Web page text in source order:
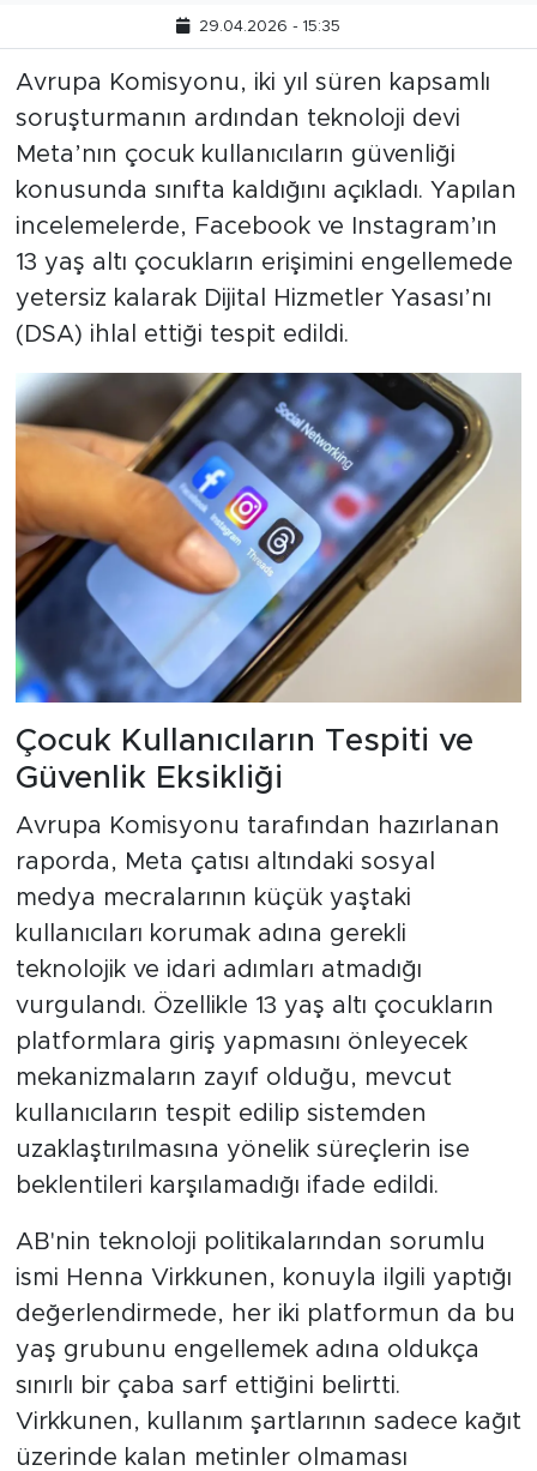
29.04.2026 - 15:35
Avrupa Komisyonu, iki yıl süren kapsamlı
soruşturmanın ardından teknoloji devi
Meta’nın çocuk kullanıcıların güvenliği
konusunda sınıfta kaldığını açıkladı. Yapılan
incelemelerde, Facebook ve Instagram’ın
13 yaş altı çocukların erişimini engellemede
yetersiz kalarak Dijital Hizmetler Yasası’nı
(DSA) ihlal ettiği tespit edildi.
Çocuk Kullanıcıların Tespiti ve
Güvenlik Eksikliği
Avrupa Komisyonu tarafından hazırlanan
raporda, Meta çatısı altındaki sosyal
medya mecralarının küçük yaştaki
kullanıcıları korumak adına gerekli
teknolojik ve idari adımları atmadığı
vurgulandı. Özellikle 13 yaş altı çocukların
platformlara giriş yapmasını önleyecek
mekanizmaların zayıf olduğu, mevcut
kullanıcıların tespit edilip sistemden
uzaklaştırılmasına yönelik süreçlerin ise
beklentileri karşılamadığı ifade edildi.
AB'nin teknoloji politikalarından sorumlu
ismi Henna Virkkunen, konuyla ilgili yaptığı
değerlendirmede, her iki platformun da bu
yaş grubunu engellemek adına oldukça
sınırlı bir çaba sarf ettiğini belirtti.
Virkkunen, kullanım şartlarının sadece kağıt
üzerinde kalan metinler olmaması